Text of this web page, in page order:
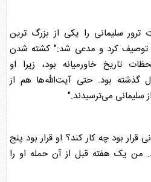
ترور سلیمانی را یکی از بزرگ ترین
توصیف کرد و مدعی شد:" کشته شدن
تاریخ خاورمیانه بود، زیرا او
مرد در 100 سال گذشته بود. حتی آیت‌الله‌ها هم از
سلیمانی می‌ترسیدند."
بود چه کار کند؟ او قرار بود پنج
من یک هفته قبل از آن حمله او را